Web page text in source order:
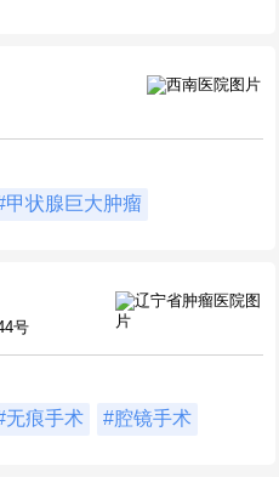
甲状腺巨大肿瘤
号
无痕手术 #腔镜手术